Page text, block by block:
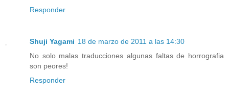
Responder
Shuji Yagami 18 de marzo de 2011 a las 14:30
No solo malas traducciones algunas faltas de horrografia
son peores!
Responder